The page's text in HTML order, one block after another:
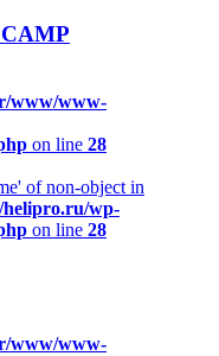
www/www-
on line 28
of non-object in
wp-
on line 28
www/www-